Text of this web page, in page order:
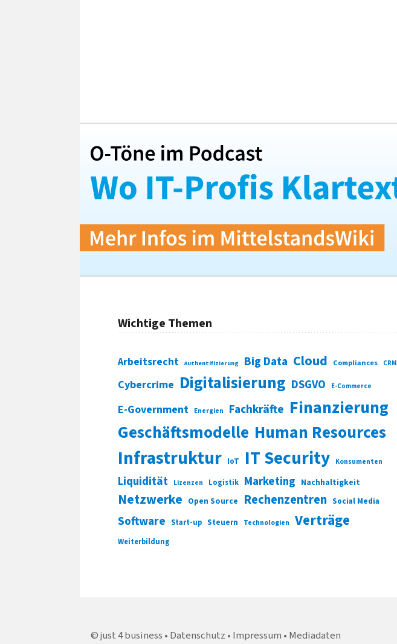
Wichtige Themen
Arbeitsrecht Authentifizierung Big Data Cloud Compliances CRM
Cybercrime Digitalisierung DSGVO E-Commerce
E-Government Energien Fachkräfte Finanzierung
Geschäftsmodelle Human Resources
Infrastruktur IoT IT Security Konsumenten
Liquidität Lizenzen Logistik Marketing Nachhaltigkeit
Netzwerke Open Source Rechenzentren Social Media
Software Start-up Steuern Technologien Verträge
Weiterbildung
just 4 business Datenschutz Impressum Mediadaten